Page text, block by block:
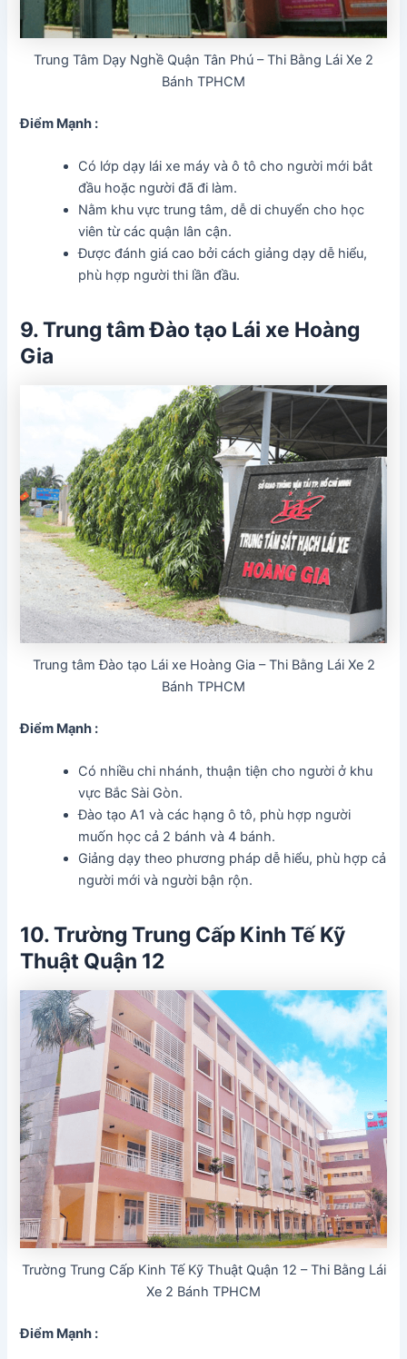
Trung Tâm Dạy Nghề Quận Tân Phú – Thi Bằng Lái Xe 2
Bánh TPHCM
Điểm Mạnh :
Có lớp dạy lái xe máy và ô tô cho người mới bắt
đầu hoặc người đã đi làm.
Nằm khu vực trung tâm, dễ di chuyển cho học
viên từ các quận lân cận.
Được đánh giá cao bởi cách giảng dạy dễ hiểu,
phù hợp người thi lần đầu.
9. Trung tâm Đào tạo Lái xe Hoàng
Gia
Trung tâm Đào tạo Lái xe Hoàng Gia – Thi Bằng Lái Xe 2
Bánh TPHCM
Điểm Mạnh :
Có nhiều chi nhánh, thuận tiện cho người ở khu
vực Bắc Sài Gòn.
Đào tạo A1 và các hạng ô tô, phù hợp người
muốn học cả 2 bánh và 4 bánh.
Giảng dạy theo phương pháp dễ hiểu, phù hợp cả
người mới và người bận rộn.
10. Trường Trung Cấp Kinh Tế Kỹ
Thuật Quận 12
Trường Trung Cấp Kinh Tế Kỹ Thuật Quận 12 – Thi Bằng Lái
Xe 2 Bánh TPHCM
Điểm Mạnh :